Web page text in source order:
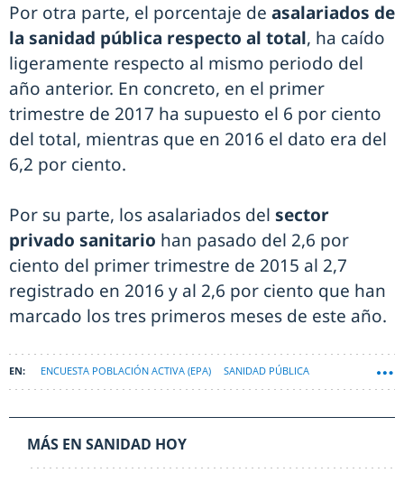
Por otra parte, el porcentaje de asalariados de
la sanidad pública respecto al total, ha caído
ligeramente respecto al mismo periodo del
año anterior. En concreto, en el primer
trimestre de 2017 ha supuesto el 6 por ciento
del total, mientras que en 2016 el dato era del
6,2 por ciento.
Por su parte, los asalariados del sector
privado sanitario han pasado del 2,6 por
ciento del primer trimestre de 2015 al 2,7
registrado en 2016 y al 2,6 por ciento que han
marcado los tres primeros meses de este año.
ENCUESTA POBLACIÓN ACTIVA (EPA) SANIDAD PÚBLICA
MÁS EN SANIDAD HOY